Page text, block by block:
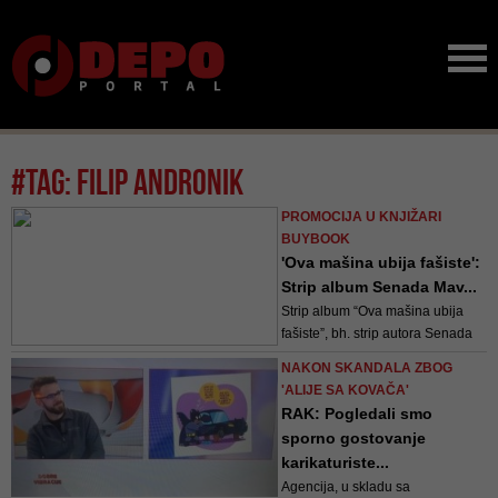
#tag: filip andronik
PROMOCIJA U KNJIŽARI
BUYBOOK
'Ova mašina ubija fašiste':
Strip album Senada Mav...
Strip album “Ova mašina ubija
fašiste”, bh. strip autora Senada
machine tue les fascistes”) od
NAKON SKANDALA ZBOG
'ALIJE SA KOVAČA'
RAK: Pogledali smo
sporno gostovanje
karikaturiste...
Agencija, u skladu sa